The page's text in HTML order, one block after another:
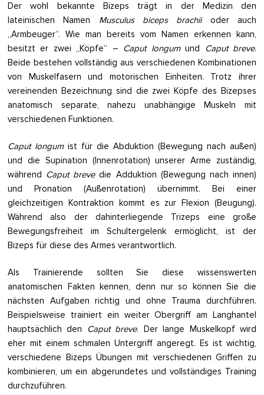
Der wohl bekannte Bizeps trägt in der Medizin den
lateinischen Namen Musculus biceps brachiioder auch
„Armbeuger“. Wie man bereits vom Namen erkennen kann,
besitzt er zwei „Köpfe“ – Caput longumund Caput breve.
Beide bestehen vollständig aus verschiedenen Kombinationen
von Muskelfasern und motorischen Einheiten. Trotz ihrer
vereinenden Bezeichnung sind die zwei Köpfe des Bizepses
anatomisch separate, nahezu unabhängige Muskeln mit
verschiedenen Funktionen.
Caput longumist für die Abduktion (Bewegung nach außen)
und die Supination (Innenrotation) unserer Arme zuständig,
während Caput brevedie Adduktion (Bewegung nach innen)
und Pronation (Außenrotation) übernimmt. Bei einer
gleichzeitigen Kontraktion kommt es zur Flexion (Beugung).
Während also der dahinterliegende Trizeps eine große
Bewegungsfreiheit im Schultergelenk ermöglicht, ist der
Bizeps für diese des Armes verantwortlich.
Als Trainierende sollten Sie diese wissenswerten
anatomischen Fakten kennen, denn nur so können Sie die
nächsten Aufgaben richtig und ohne Trauma durchführen.
Beispielsweise trainiert ein weiter Obergriff am Langhantel
hauptsächlich den Caput breve. Der lange Muskelkopf wird
eher mit einem schmalen Untergriff angeregt. Es ist wichtig,
verschiedene Bizeps Übungen mit verschiedenen Griffen zu
kombinieren, um ein abgerundetes und vollständiges Training
durchzuführen.